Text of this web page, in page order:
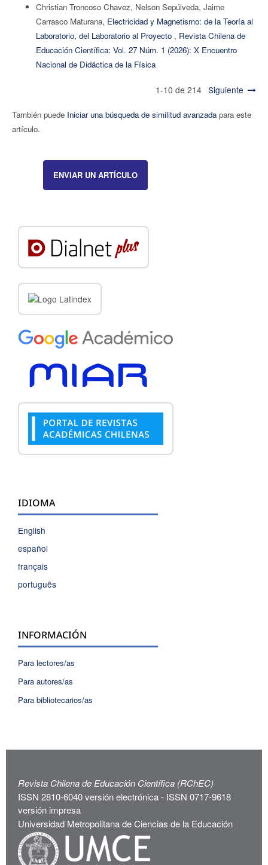
Christian Troncoso Chavez, Nelson Sepúlveda, Jaime
Carrasco Maturana, Electricidad y Magnetismo: de la Teoría al
Laboratorio, del Laboratorio al Proyecto , Revista Chilena de
Educación Científica: Vol. 27 Núm. 1 (2026): X Encuentro
Nacional de Didáctica de la Física
1-10 de 214 Siguiente
También puede Iniciar una búsqueda de similitud avanzadapara este
artículo.
ENVIAR UN ARTÍCULO
IDIOMA
English
español
français
português
INFORMACIÓN
Para lectores/as
Para autores/as
Para bibliotecarios/as
Revista Chilena de Educación Científica (RChEC)
ISSN 2810-6040 versión electrónica - ISSN 0717-9618
versión impresa
Universidad Metropolitana de Ciencias de la Educación